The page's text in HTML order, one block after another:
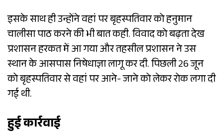
इसके साथ ही उन्होंने वहां पर बृहस्पतिवार को हनुमान
चालीसा पाठ करने की भी बात कही. विवाद को बढ़ता देख
प्रशासन हरकत में आ गया और तहसील प्रशासन ने उस
स्थान के आसपास निषेधाज्ञा लागू कर दी. पिछली 26 जून
को बृहस्पतिवार से वहां पर आने- जाने को लेकर रोक लगा दी
गई थी.
हुई कार्रवाई